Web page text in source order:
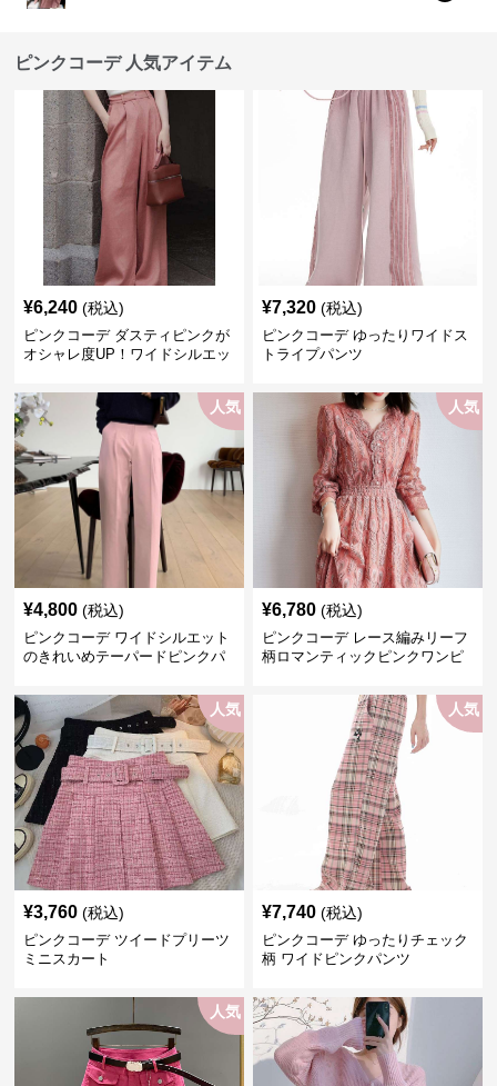
ピンクコーデ 人気アイテム
¥6,240 (税込)
ピンクコーデ ダスティピンクが
オシャレ度UP！ワイドシルエッ
¥7,320 (税込)
ピンクコーデ ゆったりワイドス
トライプパンツ
人気
¥4,800 (税込)
ピンクコーデ ワイドシルエット
のきれいめテーパードピンクパ
人気
¥6,780 (税込)
ピンクコーデ レース編みリーフ
柄ロマンティックピンクワンピ
人気
¥3,760 (税込)
ピンクコーデ ツイードプリーツ
ミニスカート
人気
¥7,740 (税込)
ピンクコーデ ゆったりチェック
柄 ワイドピンクパンツ
人気